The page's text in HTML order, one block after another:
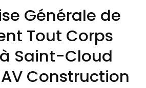
Générale de
Tout Corps
à Saint-Cloud
Construction